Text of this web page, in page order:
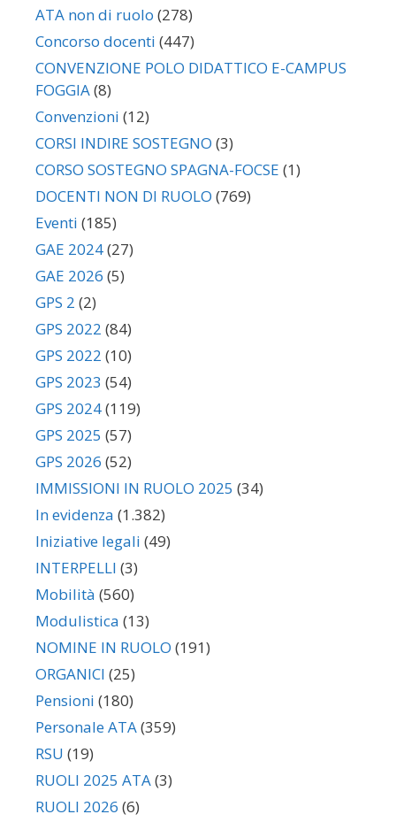
ATA non di ruolo (278)
Concorso docenti (447)
CONVENZIONE POLO DIDATTICO E-CAMPUS
FOGGIA(8)
Convenzioni (12)
CORSI INDIRE SOSTEGNO (3)
CORSO SOSTEGNO SPAGNA-FOCSE (1)
DOCENTI NON DI RUOLO (769)
Eventi (185)
GAE 2024(27)
GAE 2026 (5)
GPS 2 (2)
GPS 2022 (84)
GPS 2022 (10)
GPS 2023 (54)
GPS 2024(119)
GPS 2025 (57)
GPS 2026 (52)
IMMISSIONI IN RUOLO 2025 (34)
In evidenza (1.382)
Iniziative legali (49)
INTERPELLI (3)
Mobilità (560)
Modulistica (13)
NOMINE IN RUOLO (191)
ORGANICI (25)
Pensioni (180)
Personale ATA(359)
RSU (19)
RUOLI 2025 ATA(3)
RUOLI 2026 (6)